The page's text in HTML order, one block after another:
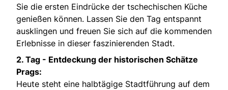
Sie die ersten Eindrücke der tschechischen Küche
genießen können. Lassen Sie den Tag entspannt
ausklingen und freuen Sie sich auf die kommenden
Erlebnisse in dieser faszinierenden Stadt.
2. Tag - Entdeckung der historischen Schätze
Prags:
Heute steht eine halbtägige Stadtführung auf dem